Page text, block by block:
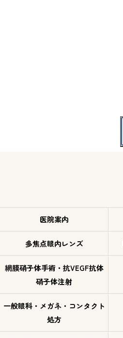
医院案内
多焦点眼内レンズ
網膜硝子体手術・抗VEGF抗体
硝子体注射
一般眼科・メガネ・コンタクト
処方